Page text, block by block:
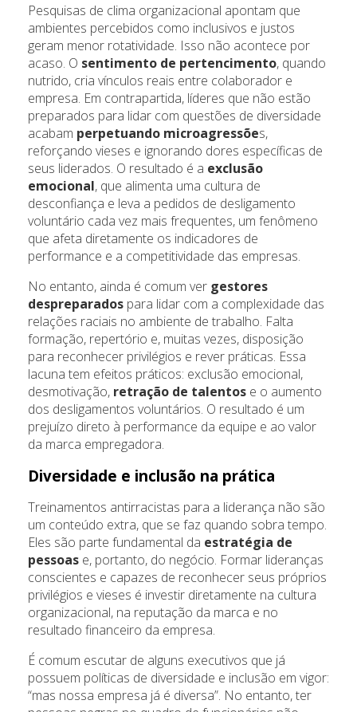
Pesquisas de clima organizacional apontam que
ambientes percebidos como inclusivos e justos
geram menor rotatividade. Isso não acontece por
acaso. O sentimento de pertencimento, quando
nutrido, cria vínculos reais entre colaborador e
empresa. Em contrapartida, líderes que não estão
preparados para lidar com questões de diversidade
acabam perpetuando microagressões,
reforçando vieses e ignorando dores específicas de
seus liderados. O resultado é a exclusão
emocional, que alimenta uma cultura de
desconfiança e leva a pedidos de desligamento
voluntário cada vez mais frequentes, um fenômeno
que afeta diretamente os indicadores de
performance e a competitividade das empresas.
No entanto, ainda é comum ver gestores
despreparados para lidar com a complexidade das
relações raciais no ambiente de trabalho. Falta
formação, repertório e, muitas vezes, disposição
para reconhecer privilégios e rever práticas. Essa
lacuna tem efeitos práticos: exclusão emocional,
desmotivação, retração de talentos e o aumento
dos desligamentos voluntários. O resultado é um
prejuízo direto à performance da equipe e ao valor
da marca empregadora.
Diversidade e inclusão na prática
Treinamentos antirracistas para a liderança não são
um conteúdo extra, que se faz quando sobra tempo.
Eles são parte fundamental da estratégia de
pessoas e, portanto, do negócio. Formar lideranças
conscientes e capazes de reconhecer seus próprios
privilégios e vieses é investir diretamente na cultura
organizacional, na reputação da marca e no
resultado financeiro da empresa.
É comum escutar de alguns executivos que já
possuem políticas de diversidade e inclusão em vigor:
“mas nossa empresa já é diversa”. No entanto, ter